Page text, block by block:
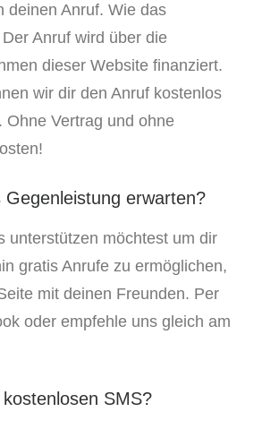
deinen Anruf. Wie das
Anruf wird über die
dieser Website finanziert.
wir dir den Anruf kostenlos
Ohne Vertrag und ohne
Gegenleistung erwarten?
unterstützen möchtest um dir
gratis Anrufe zu ermöglichen,
mit deinen Freunden. Per
oder empfehle uns gleich am
SMS?